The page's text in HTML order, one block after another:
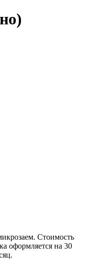
Стоимость
оформляется на 30